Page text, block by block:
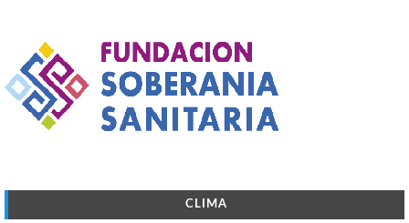
CLIMA